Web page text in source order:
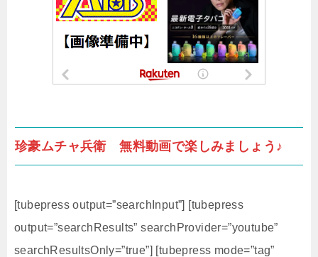
珍豪ムチャ兵衛 無料動画で楽しみましょう♪
[tubepress output=”searchInput”] [tubepress
output=”searchResults” searchProvider=”youtube”
searchResultsOnly=”true”] [tubepress mode=”tag”